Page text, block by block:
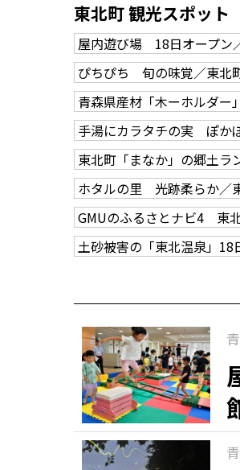
東北町 観光スポット
屋内遊び場 18日オープン
ぴちぴち 旬の味覚／東北
青森県産材「木ーホルダ
手湯にカラタチの実 ぽか
東北町「まなか」の郷土
ホタルの里 光跡柔らか／
GMUのふるさとナビ4 東
土砂被害の「東北温泉」18